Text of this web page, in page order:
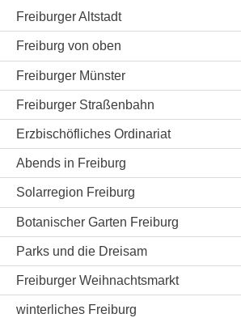
Freiburger Altstadt
Freiburg von oben
Freiburger Münster
Freiburger Straßenbahn
Erzbischöfliches Ordinariat
Abends in Freiburg
Solarregion Freiburg
Botanischer Garten Freiburg
Parks und die Dreisam
Freiburger Weihnachtsmarkt
winterliches Freiburg